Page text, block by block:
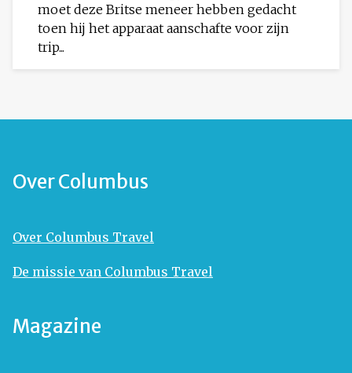
moet deze Britse meneer hebben gedacht
toen hij het apparaat aanschafte voor zijn
trip...
Over Columbus
Over Columbus Travel
De missie van Columbus Travel
Magazine